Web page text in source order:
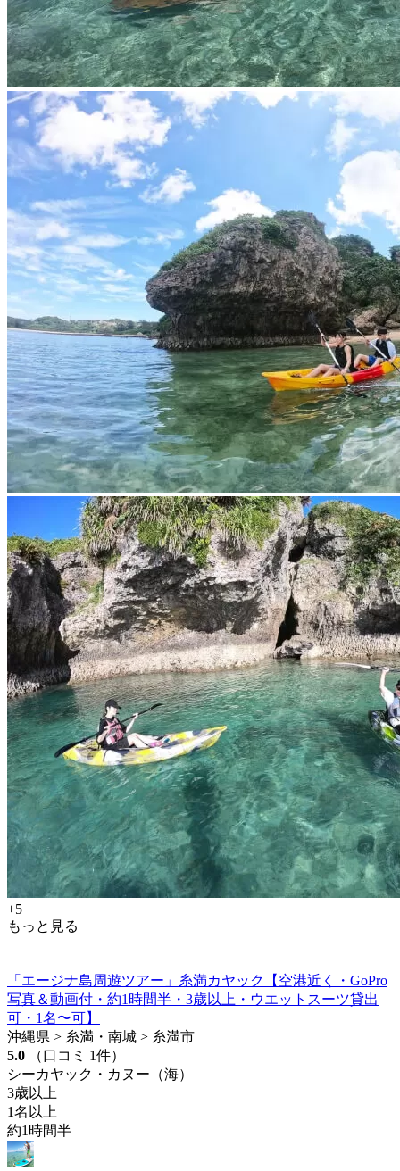
+5
もっと見る
「エージナ島周遊ツアー」糸満カヤック【空港近く・GoPro
写真＆動画付・約1時間半・3歳以上・ウエットスーツ貸出
可・1名〜可】
沖縄県 > 糸満・南城 > 糸満市
5.0
（口コミ 1件）
シーカヤック・カヌー（海）
3歳以上
1名以上
約1時間半